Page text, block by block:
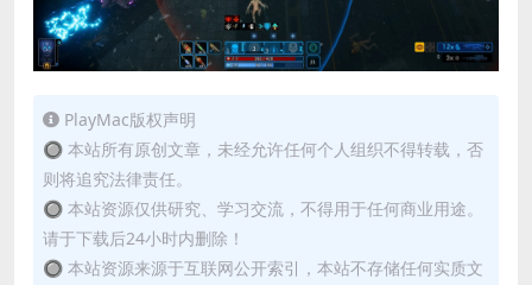
PlayMac版权声明
🔘 本站所有原创文章，未经允许任何个人组织不得转载，否
则将追究法律责任。
🔘 本站资源仅供研究、学习交流，不得用于任何商业用途。
请于下载后24小时内删除！
🔘 本站资源来源于互联网公开索引，本站不存储任何实质文